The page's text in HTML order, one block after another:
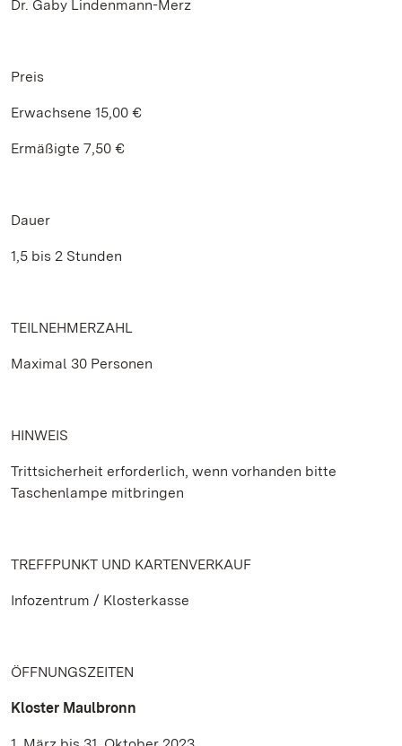
Dr. Gaby Lindenmann-Merz
Preis
Erwachsene 15,00 €
Ermäßigte 7,50 €
Dauer
1,5 bis 2 Stunden
TEILNEHMERZAHL
Maximal 30 Personen
HINWEIS
Trittsicherheit erforderlich, wenn vorhanden bitte
Taschenlampe mitbringen
TREFFPUNKT UND KARTENVERKAUF
Infozentrum / Klosterkasse
ÖFFNUNGSZEITEN
Kloster Maulbronn